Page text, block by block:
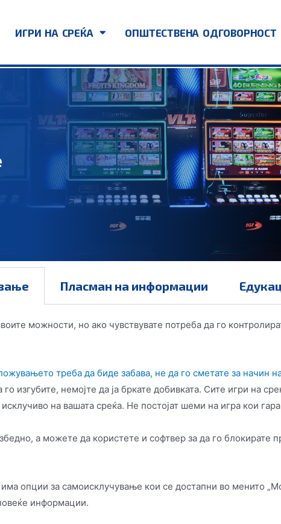
ИГРИ НА СРЕЌА ОПШТЕСТВЕНА ОДГОВОРНОСТ
Пласман на информации
можности, но ако чувствувате потреба да го
треба да биде забава, не да го сметате за начин
изгубите, немојте да ја бркате добивката. Сите игри на
на вашата среќа. Не постојат шеми на игра кои
а можете да користете и софтвер за да го блокирате
опции за самоисклучување кои се достапни во менито
информации.